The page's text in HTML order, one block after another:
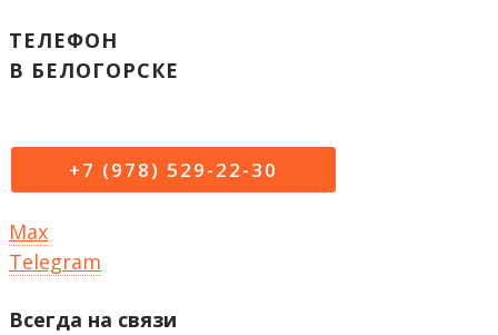
ТЕЛЕФОН
В БЕЛОГОРСКЕ
+7 (978) 529-22-30
Max
Telegram
Всегда на связи